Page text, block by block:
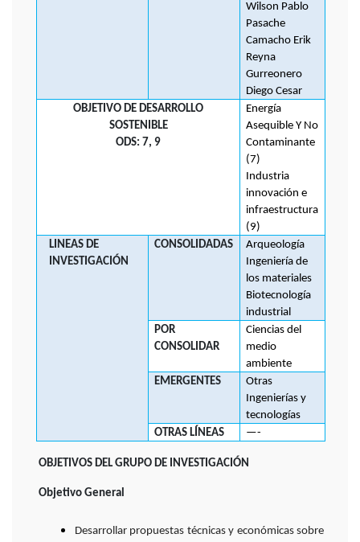
Wilson Pablo
Pasache
Camacho Erik
Reyna
Gurreonero
Diego Cesar
OBJETIVO DE DESARROLLO
SOSTENIBLE
ODS: 7, 9
Energía
Asequible Y No
Contaminante
(7)
Industria
innovación e
infraestructura
(9)
LINEAS DE
INVESTIGACIÓN
CONSOLIDADAS
Arqueología
Ingeniería de
los materiales
Biotecnología
industrial
POR
CONSOLIDAR
Ciencias del
medio
ambiente
EMERGENTES
Otras
Ingenierías y
tecnologías
OTRAS LÍNEAS
—-
OBJETIVOS DEL GRUPO DE INVESTIGACIÓN
Objetivo General
Desarrollar propuestas técnicas y económicas sobre